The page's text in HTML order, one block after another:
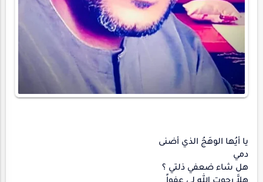
يا أيُها الوهَجُ الذي أضنى
دمي
هل شاء ضعفي ذلتي ؟